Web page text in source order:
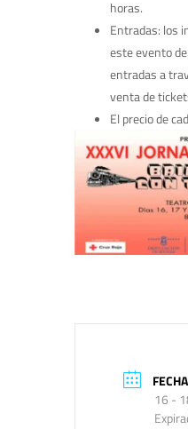
horas.
Entradas: los
este evento
entradas a
venta de
El precio de
FECHA
16 -